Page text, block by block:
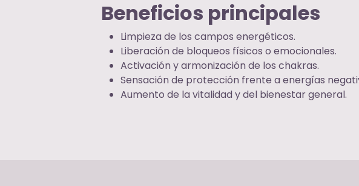
Beneficios principales
Limpieza de los campos energéticos.
Liberación de bloqueos físicos o emocionales.
Activación y armonización de los chakras.
Sensación de protección frente a energías
Aumento de la vitalidad y del bienestar general.